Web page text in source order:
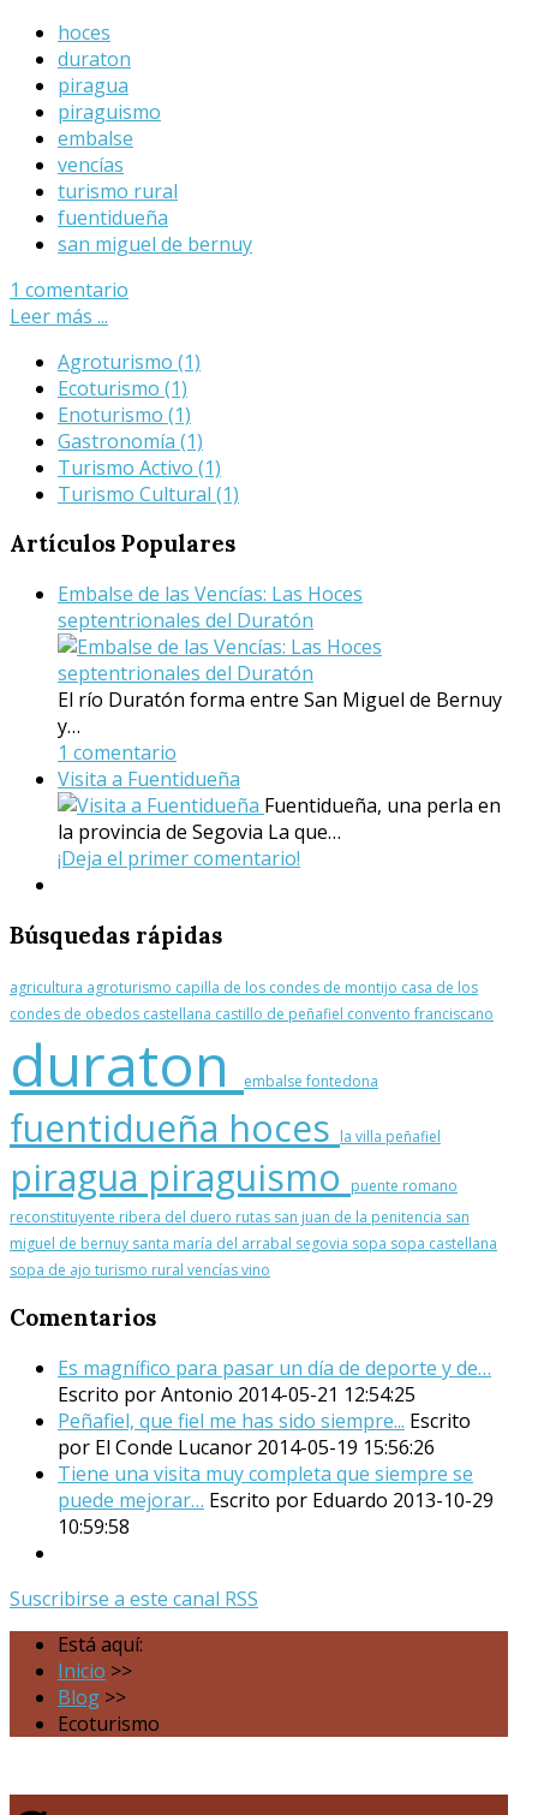
hoces
duraton
piragua
piraguismo
embalse
vencías
turismo rural
fuentidueña
san miguel de bernuy
1 comentario
Leer más ...
Agroturismo (1)
Ecoturismo (1)
Enoturismo (1)
Gastronomía (1)
Turismo Activo (1)
Turismo Cultural (1)
Artículos Populares
Embalse de las Vencías: Las Hoces
septentrionales del Duratón
El río Duratón forma entre San Miguel de Bernuy
y…
1 comentario
Visita a Fuentidueña
Fuentidueña, una perla en
la provincia de Segovia La que…
¡Deja el primer comentario!
Búsquedas rápidas
agricultura agroturismo capilla de los condes de montijo casa de los
condes de obedos castellana castillo de peñafiel convento franciscano
duraton embalsefontedona
fuentidueña hoces la villa peñafiel
piragua piraguismo
puente romano
reconstituyente ribera del duero rutas san juan de la penitencia san
miguel de bernuy santa maría del arrabal segovia sopa sopa castellana
sopa de ajo turismo rural vencíasvino
Comentarios
Es magnífico para pasar un día de deporte y de…
Escrito por Antonio 2014-05-21 12:54:25
Peñafiel, que fiel me has sido siempre... Escrito
por El Conde Lucanor 2014-05-19 15:56:26
Tiene una visita muy completa que siempre se
puede mejorar… Escrito por Eduardo 2013-10-29
10:59:58
Suscribirse a este canal RSS
Está aquí:
Inicio >>
Blog >>
Ecoturismo